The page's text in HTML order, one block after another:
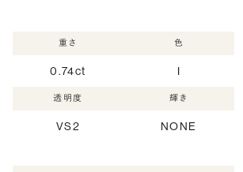
重さ
0.74ct
色
I
透明度
VS2
輝き
NONE